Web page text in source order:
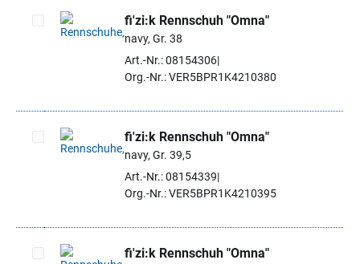
Artikel auswählen
fi'zi:k Rennschuh "Omna"
navy, Gr. 38
Art.-Nr.: 08154306
Org.-Nr.: VER5BPR1K4210380
Artikel auswählen
fi'zi:k Rennschuh "Omna"
navy, Gr. 39,5
Art.-Nr.: 08154339
Org.-Nr.: VER5BPR1K4210395
fi'zi:k Rennschuh "Omna"